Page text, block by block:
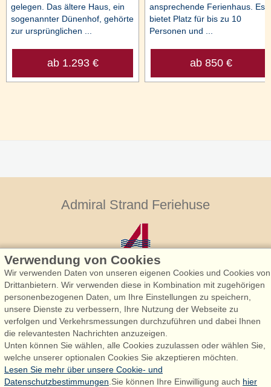
gelegen. Das ältere Haus, ein
sogenannter Dünenhof, gehörte
zur ursprünglichen ...
ab 1.293 €
ansprechende Ferienhaus. Es
bietet Platz für bis zu 10
Personen und ...
ab 850 €
Admiral Strand Feriehuse
Admiral Strand Feriehuse, Lønne
Houstrupvej 170, Lønne
6830 Nørre Nebel
booking@admiralstrand.com
+45 70 60 87 78
Verwendung von Cookies
Wir verwenden Daten von unseren eigenen Cookies und Cookies von
Drittanbietern. Wir verwenden diese in Kombination mit zugehörigen
personenbezogenen Daten, um Ihre Einstellungen zu speichern,
unsere Dienste zu verbessern, Ihre Nutzung der Webseite zu
verfolgen und Verkehrsmessungen durchzuführen und dabei Ihnen
die relevantesten Nachrichten anzuzeigen.
Unten können Sie wählen, alle Cookies zuzulassen oder wählen Sie,
welche unserer optionalen Cookies Sie akzeptieren möchten.
Lesen Sie mehr über unsere Cookie- und
Datenschutzbestimmungen .Sie können Ihre Einwilligung auch hier